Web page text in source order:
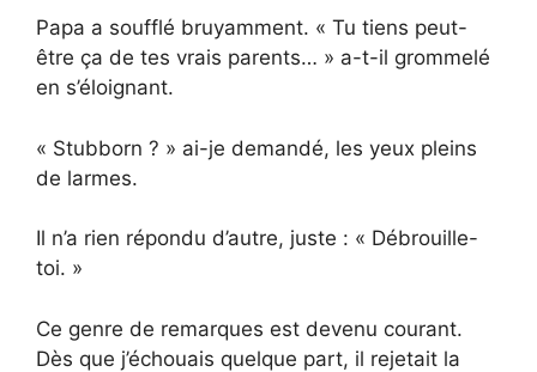
Papa a soufflé bruyamment. « Tu tiens peut-
être ça de tes vrais parents… » a-t-il grommelé
en s’éloignant.
« Stubborn ? » ai-je demandé, les yeux pleins
de larmes.
Il n’a rien répondu d’autre, juste : « Débrouille-
toi. »
Ce genre de remarques est devenu courant.
Dès que j’échouais quelque part, il rejetait la